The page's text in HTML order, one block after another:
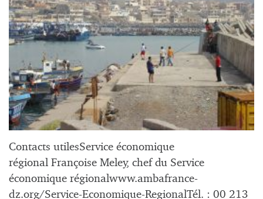
Contacts utilesService économique
régional Françoise Meley, chef du Service
économique régionalwww.ambafrance-
dz.org/Service-Economique-RegionalTél. : 00 213